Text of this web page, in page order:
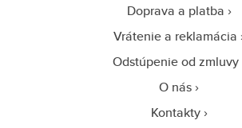
Doprava a platba
Vrátenie a reklamácia
Odstúpenie od zmluvy
O nás
Kontakty